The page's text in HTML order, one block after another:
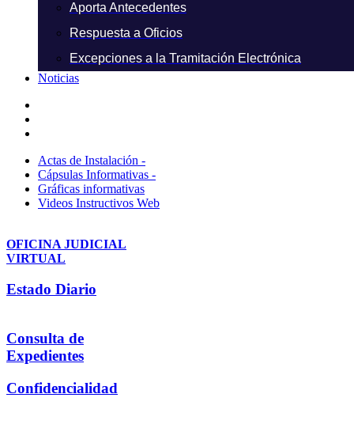
Aporta Antecedentes
Respuesta a Oficios
Excepciones a la Tramitación Electrónica
Noticias
Actas de Instalación -
Cápsulas Informativas -
Gráficas informativas
Videos Instructivos Web
OFICINA JUDICIAL
VIRTUAL
Estado Diario
Consulta de
Expedientes
Confidencialidad